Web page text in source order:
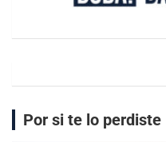
Por si te lo perdiste